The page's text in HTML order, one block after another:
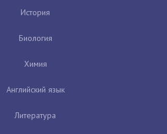
История
Биология
Химия
Английский язык
Литература